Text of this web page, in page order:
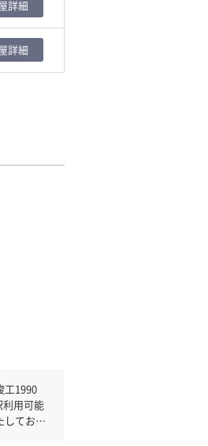
詳細
詳細
用可能
しており